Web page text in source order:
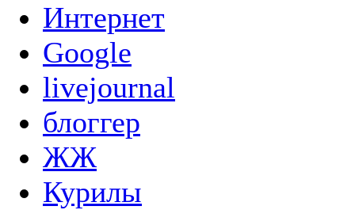
Интернет
Google
livejournal
блоггер
ЖЖ
Курилы